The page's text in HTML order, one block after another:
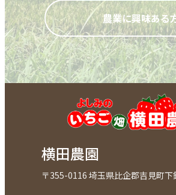
農業に興味ある
横田農園
〒355-0116 埼玉県比企郡吉見町下